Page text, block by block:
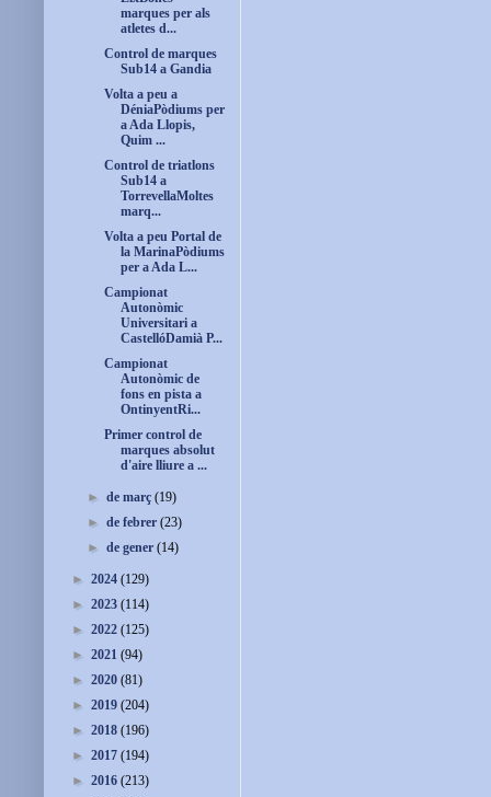
marques per als
atletes d...
Control de marques
Sub14 a Gandia
Volta a peu a
DéniaPòdiums per
a Ada Llopis,
Quim ...
Control de triatlons
Sub14 a
TorrevellaMoltes
marq...
Volta a peu Portal de
la MarinaPòdiums
per a Ada L...
Campionat
Autonòmic
Universitari a
CastellóDamià P...
Campionat
Autonòmic de
fons en pista a
OntinyentRi...
Primer control de
marques absolut
d'aire lliure a ...
►de març(19)
►de febrer(23)
►de gener(14)
► 2024 (129)
► 2023 (114)
► 2022 (125)
► 2021 (94)
► 2020 (81)
► 2019 (204)
► 2018 (196)
► 2017 (194)
► 2016 (213)